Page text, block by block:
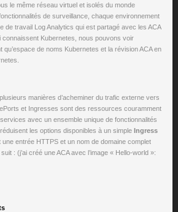
le même réseau virtuel et isolés du monde
de surveillance, chaque environnement
de travail Log Analytics qui est partagé avec les ACA
connaissent Kubernetes, nous pouvons voir
qu’espace de noms Kubernetes et la révision ACA en
manières d’acheminer du trafic externe vers
et Ingresses sont des ressources couramment
avec un ensemble unique de fonctionnalités
les options disponibles à un simple Ingress
entrée HTTPS et un nom de domaine complet
: (j’ai créé une ACA avec l’image « Hello-world »: